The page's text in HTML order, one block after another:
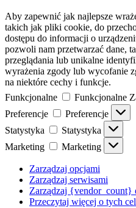
Aby zapewnić jak najlepsze
takich jak pliki cookie, do
dostępu do informacji o
pozwoli nam przetwarzać dane,
przeglądania lub unikalne
wyrażenia zgody lub wycofanie
na niektóre cechy i funkcje.
Funkcjonalne
Funkcjonalne
Preferencje
Preferencje
Statystyka
Statystyka
Marketing
Marketing
Zarządzaj opcjami
Zarządzaj serwisami
Zarządzaj {vendor_count}
Przeczytaj więcej o tych